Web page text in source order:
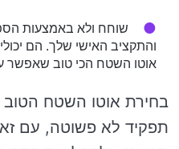
שוחח ולא באמצעות
והתקציב האישי שלך. הם
אוטו השטח הכי טוב שאפשר
בחירת אוטו השטח הטוב
תפקיד לא פשוטה, עם